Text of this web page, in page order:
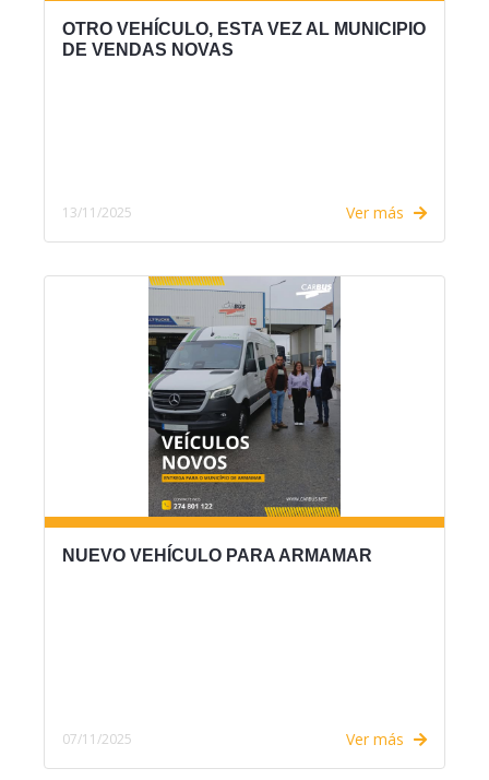
OTRO VEHÍCULO, ESTA VEZ AL MUNICIPIO
DE VENDAS NOVAS
13/11/2025 Ver más
NUEVO VEHÍCULO PARA ARMAMAR
07/11/2025 Ver más